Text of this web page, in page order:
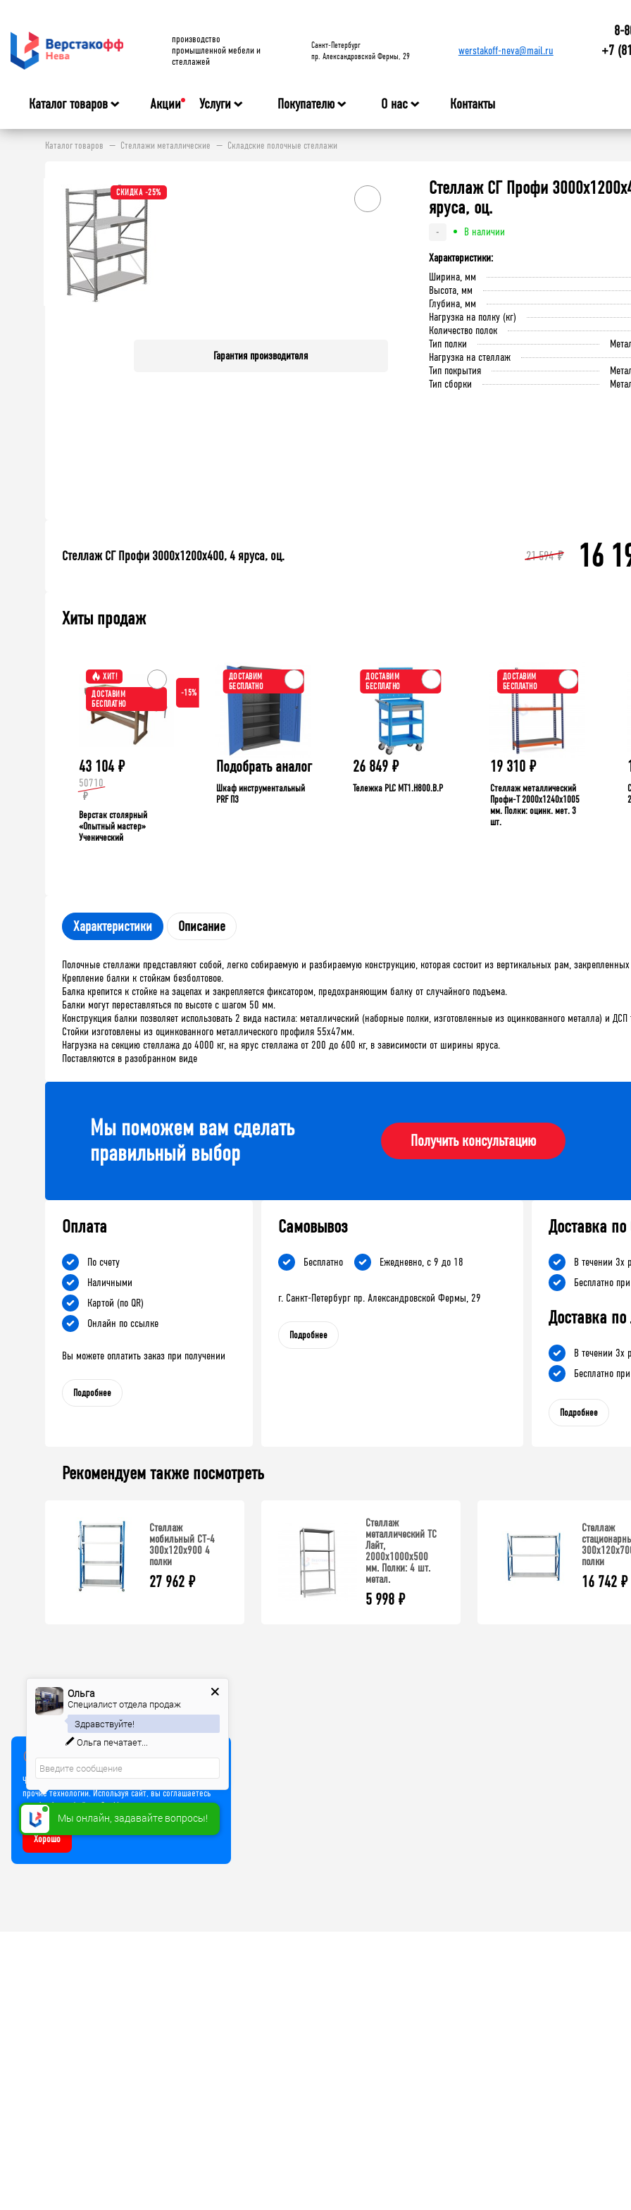
производство
промышленной мебели и
стеллажей
Cанкт-Петербург
пр. Александровской Фермы, 29
werstakoff-neva@mail.ru
8-
+7
Каталог товаров Акции Услуги Покупателю О нас Контакты
Каталог товаров Стеллажи металлические Складские полочные стеллажи
СКИДКА -25%
Гарантия производителя
Стеллаж СГ Профи
яруса, оц.
-
В наличии
Характеристики:
Ширина, мм
Высота, мм
Глубина, мм
Нагрузка на полку (кг)
Количество полок
Тип полки
Нагрузка на стеллаж
Тип покрытия
Тип сборки
Стеллаж СГ Профи 3000х1200х400, 4 яруса, оц. 21 594 ₽ 16
Хиты продаж
ХИТ!
ДОСТАВИМ
БЕСПЛАТНО
-15%
43 104 ₽
50710
₽
Верстак столярный
«Опытный мастер»
Ученический
ДОСТАВИМ
БЕСПЛАТНО
Подобрать аналог
Шкаф инструментальный
PRF П3
ДОСТАВИМ
БЕСПЛАТНО
26 849 ₽
Тележка PLC МT1.H800.В.Р
ДОСТАВИМ
БЕСПЛАТНО
19 310 ₽
Стеллаж металлический
Профи-Т 2000x1240x1005
мм. Полки: оцинк. мет. 3
шт.
Характеристики Описание
Полочные стеллажи представляют собой, легко собираемую и разбираемую конструкцию, которая состоит из вертикальных рам,
Крепление балки к стойкам безболтовое.
Балка крепится к стойке на зацепах и закрепляется фиксатором, предохраняющим балку от случайного подъема.
Балки могут переставляться по высоте с шагом 50 мм.
Конструкция балки позволяет использовать 2 вида настила: металлический (наборные полки, изготовленные из оцинкованного металла) и
Стойки изготовлены из оцинкованного металлического профиля 55х47мм.
Нагрузка на секцию стеллажа до 4000 кг, на ярус стеллажа от 200 до 600 кг, в зависимости от ширины яруса.
Поставляются в разобранном виде
Мы поможем вам сделать
правильный выбор
Получить консультацию
Оплата
По счету
Наличными
Картой (по QR)
Онлайн по ссылке
Вы можете оплатить заказ при получении
Подробнее
Самовывоз
Бесплатно Ежедневно, с 9 до 18
г. Санкт-Петербург пр. Александровской Фермы, 29
Подробнее
Доставка
В течении 3х
Бесплатно
Доставка
В течении 3х
Бесплатно
Подробнее
Рекомендуем также посмотреть
Стеллаж
мобильный СТ-4
300x120x900 4
полки
27 962 ₽
Стеллаж
металлический ТС
Лайт,
2000x1000x500
мм. Полки: 4 шт.
метал.
5 998 ₽
Стеллаж
полки
16 742 ₽
Мы используем куки
Чтобы улучшить работу сайта, мы используем Cookie и
прочие технологии. Используя сайт, вы соглашаетесь
на обработку файлов Cookie
Хорошо
Мы онлайн, задавайте вопросы!
Ольга
Специалист отдела продаж
Здравствуйте!
Ольга печатает...